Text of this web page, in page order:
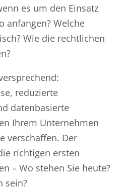
es um den Einsatz
anfangen? Welche
Wie die rechtlichen
reduzierte
datenbasierte
Ihrem Unternehmen
verschaffen. Der
richtigen ersten
– Wo stehen Sie heute?
sein?